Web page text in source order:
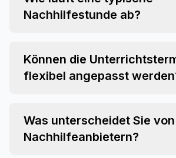
Nachhilfestunde ab?
Können die
flexibel angepasst
Was unterscheidet Sie
Nachhilfeanbietern?